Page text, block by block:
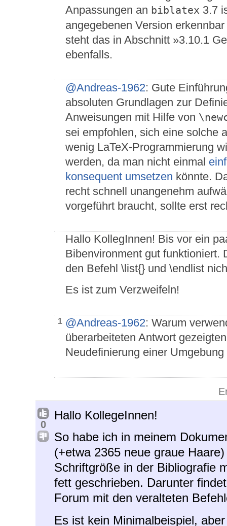
Anpassungen an biblatex 3.7
angegebenen Version
steht das in Abschnitt »3.10.1
ebenfalls.
@Andreas-1962: Gute
absoluten Grundlagen zur
Anweisungen mit Hilfe von
sei empfohlen, sich eine solche
wenig LaTeX-Programmierung
werden, da man nicht einmal
konsequent umsetzen könnte.
recht schnell unangenehm
vorgeführt braucht, sollte erst
Hallo KollegInnen! Bis vor ein
Bibenvironment gut funktioniert.
den Befehl \list{} und \endlist
Es ist zum Verzweifeln!
1 @Andreas-1962: Warum
überarbeiteten Antwort
Neudefinierung einer
0
Hallo KollegeInnen!
So habe ich in meinem
(+etwa 2365 neue graue
Schriftgröße in der Bibliografie
fett geschrieben. Darunter
Forum mit den veralteten
Es ist kein Minimalbeispiel,